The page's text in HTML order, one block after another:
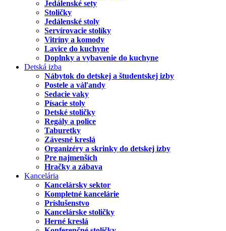
Jedálenské sety
Stoličky
Jedálenské stoly
Servírovacie stolíky
Vitríny a komody
Lavice do kuchyne
Doplnky a vybavenie do kuchyne
Detská izba
Nábytok do detskej a študentskej izby
Postele a váľandy
Sedacie vaky
Písacie stoly
Detské stoličky
Regály a police
Taburetky
Závesné kreslá
Organizéry a skrinky do detskej izby
Pre najmenších
Hračky a zábava
Kancelária
Kancelársky sektor
Kompletné kancelárie
Príslušenstvo
Kancelárske stoličky
Herné kreslá